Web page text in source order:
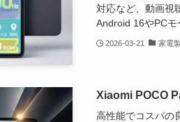
対応など、動画視
Android 16やPCモ
2026-03-21 家電
Xiaomi POCO
高性能でコスパの